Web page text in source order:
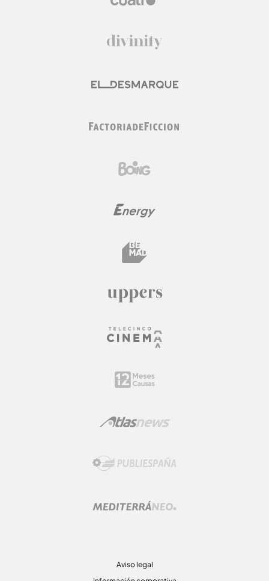
Aviso legal